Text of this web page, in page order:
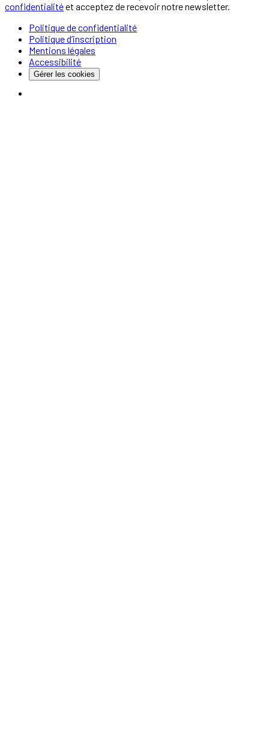
confidentialitéet acceptez de recevoir notre newsletter.
Politique de confidentialité
Politique d’inscription
Mentions légales
Accessibilité
Gérer les cookies